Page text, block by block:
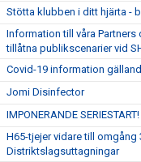
Stötta klubben i ditt hjärta -
Information till våra
tillåtna publikscenarier vid
Covid-19 information
Jomi Disinfector
IMPONERANDE SERIESTART!
H65-tjejer vidare till omgång
Distriktslagsuttagningar